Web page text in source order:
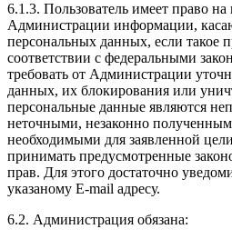
6.1.3. Пользователь имеет право
Администрации информации,
персональных данных, если такое
соответствии с федеральными
требовать от Администрации
данных, их блокирования или
персональные данные являются
неточными, незаконно
необходимыми для заявленной
принимать предусмотренные
прав. Для этого достаточно
указаному E-mail адресу.
6.2. Администрация обязана: